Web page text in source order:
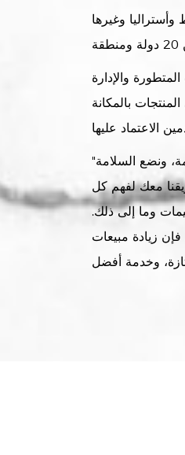
وغيرها
والإدارة
بالمكانة
"الدقة والموثوقية والمهنية" هي روح الإنتاج لدينا وإيماننا بالخدمة، ونضع السلامة
معك لفهم كل
وما إلى ذلك.
زيادة مبيعات